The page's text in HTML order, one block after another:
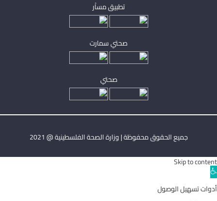
تطبيق مساْر
صحتي سمارت
صحتي
جميع الحقوق محفوظة | وزارة الصحة الفلسطينية @ 2021
Skip to content
Open
toolbar
أدوات تسهيل الوصول